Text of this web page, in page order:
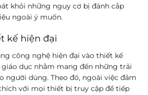
khỏi những nguy cơ bị đánh cắp
ngoài ý muốn.
kế hiện đại
công nghệ hiện đại vào thiết kế
dục nhằm mang đến những trải
người dùng. Theo đó, ngoài việc đảm
với mọi thiết bị truy cập để tiếp